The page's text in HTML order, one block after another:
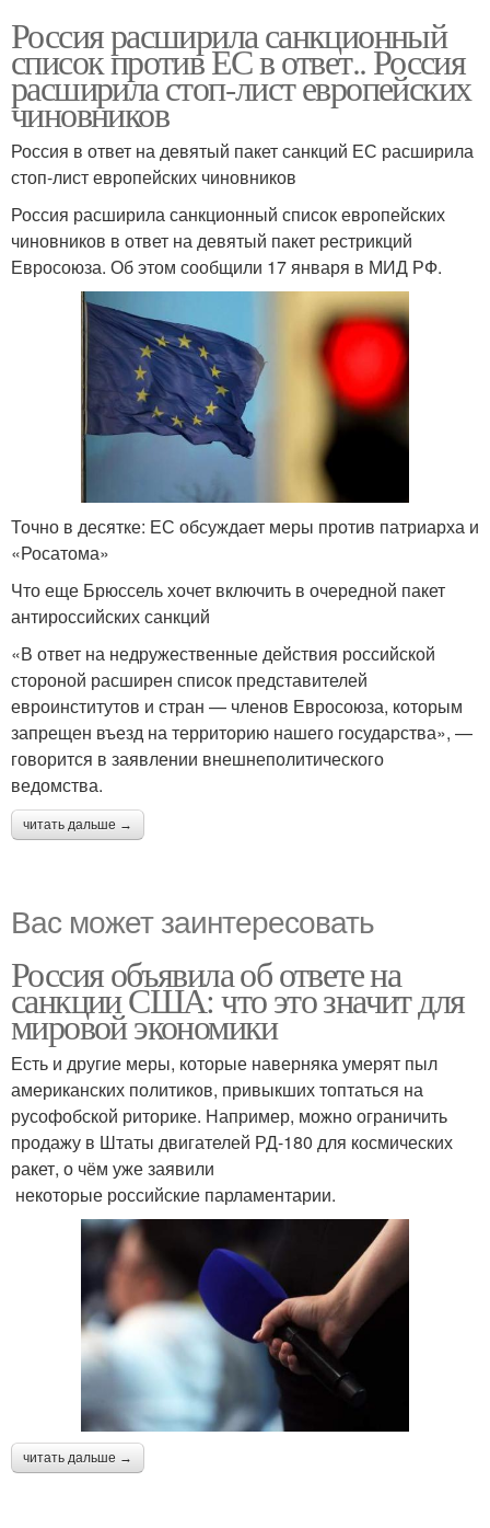
Россия расширила санкционный
список против ЕС в ответ.. Россия
расширила стоп-лист европейских
чиновников
Россия в ответ на девятый пакет санкций ЕС расширила
стоп-лист европейских чиновников
Россия расширила санкционный список европейских
чиновников в ответ на девятый пакет рестрикций
Евросоюза. Об этом сообщили 17 января в МИД РФ.
Точно в десятке: ЕС обсуждает меры против патриарха и
«Росатома»
Что еще Брюссель хочет включить в очередной пакет
антироссийских санкций
«В ответ на недружественные действия российской
стороной расширен список представителей
евроинститутов и стран — членов Евросоюза, которым
запрещен въезд на территорию нашего государства», —
говорится в заявлении внешнеполитического
ведомства.
читать дальше →
Вас может заинтересовать
Россия объявила об ответе на
санкции США: что это значит для
мировой экономики
Есть и другие меры, которые наверняка умерят пыл
американских политиков, привыкших топтаться на
русофобской риторике. Например, можно ограничить
продажу в Штаты двигателей РД-180 для космических
ракет, о чём уже заявили
некоторые российские парламентарии.
читать дальше →